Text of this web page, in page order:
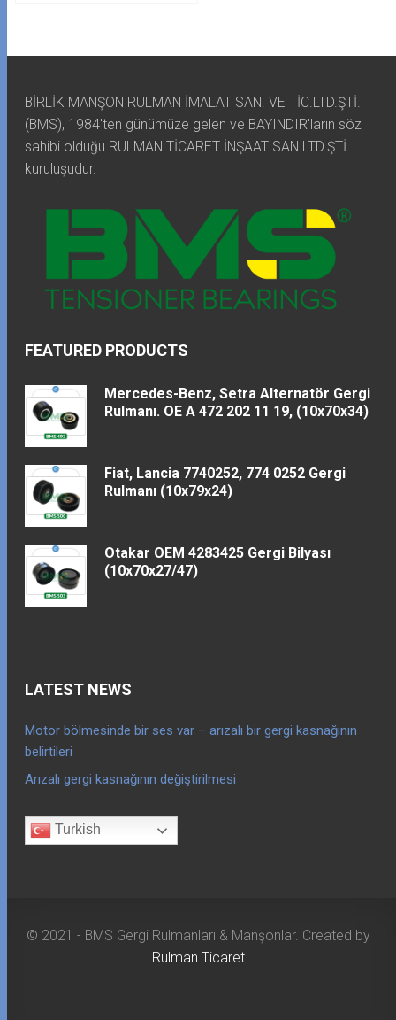
BİRLİK MANŞON RULMAN İMALAT SAN. VE TİC.LTD.ŞTİ.
(BMS), 1984'ten günümüze gelen ve BAYINDIR'ların söz
sahibi olduğu RULMAN TİCARET İNŞAAT SAN.LTD.ŞTİ.
kuruluşudur.
FEATURED PRODUCTS
Mercedes-Benz, Setra Alternatör Gergi
Rulmanı. OE A 472 202 11 19, (10x70x34)
Fiat, Lancia 7740252, 774 0252 Gergi
Rulmanı (10x79x24)
Otakar OEM 4283425 Gergi Bilyası
(10x70x27/47)
LATEST NEWS
Motor bölmesinde bir ses var – arızalı bir gergi kasnağının
belirtileri
Arızalı gergi kasnağının değiştirilmesi
Turkish
© 2021 - BMS Gergi Rulmanları & Manşonlar. Created by
Rulman Ticaret